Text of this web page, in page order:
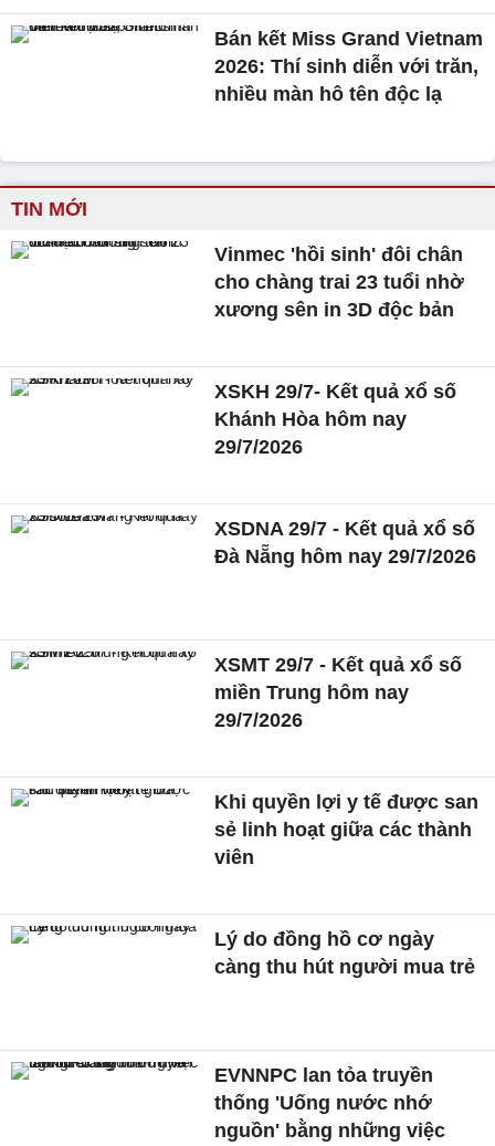
Bán kết Miss Grand Vietnam
2026: Thí sinh diễn với trăn,
nhiều màn hô tên độc lạ
TIN MỚI
Vinmec 'hồi sinh' đôi chân
cho chàng trai 23 tuổi nhờ
xương sên in 3D độc bản
XSKH 29/7- Kết quả xổ số
Khánh Hòa hôm nay
29/7/2026
XSDNA 29/7 - Kết quả xổ số
Đà Nẵng hôm nay 29/7/2026
XSMT 29/7 - Kết quả xổ số
miền Trung hôm nay
29/7/2026
Khi quyền lợi y tế được san
sẻ linh hoạt giữa các thành
viên
Lý do đồng hồ cơ ngày
càng thu hút người mua trẻ
EVNNPC lan tỏa truyền
thống 'Uống nước nhớ
nguồn' bằng những việc